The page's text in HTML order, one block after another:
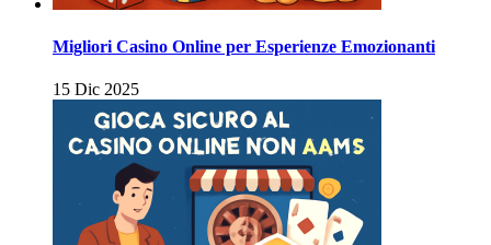
Migliori Casino Online per Esperienze Emozionanti
15 Dic 2025